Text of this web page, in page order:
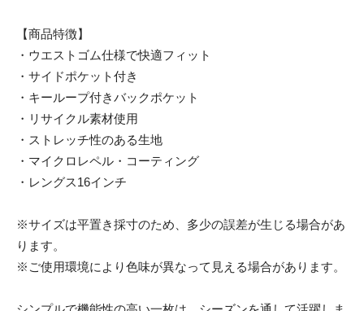
【商品特徴】
・ウエストゴム仕様で快適フィット
・サイドポケット付き
・キーループ付きバックポケット
・リサイクル素材使用
・ストレッチ性のある生地
・マイクロレペル・コーティング
・レングス16インチ
※サイズは平置き採寸のため、多少の誤差が生じる場合があ
ります。
※ご使用環境により色味が異なって見える場合があります。